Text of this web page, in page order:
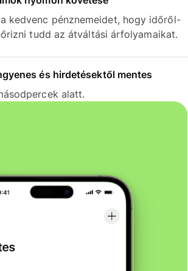
kedvenc pénznemeidet, hogy időről-
tudd az átváltási árfolyamaikat.
és hirdetésektől mentes
alatt.